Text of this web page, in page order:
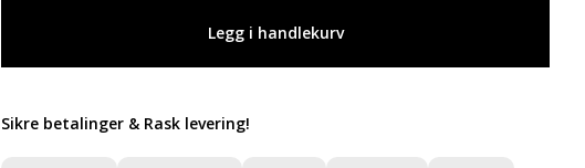
Legg i handlekurv
Sikre betalinger & Rask levering!